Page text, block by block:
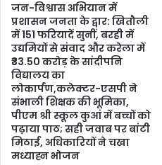
जन-विश्वास अभियान में
प्रशासन जनता के द्वार: खितौली
में 151 फरियादें सुनीं, बरही में
उद्यमियों से संवाद और करेला में
₹33.50 करोड़ के सांदीपनि
विद्यालय का
लोकार्पण,कलेक्टर-एसपी ने
संभाली शिक्षक की भूमिका,
पीएम श्री स्कूल कुआं में बच्चों को
पढ़ाया पाठ; सही जवाब पर बांटी
मिठाई, अधिकारियों ने चखा
मध्याह्न भोजन